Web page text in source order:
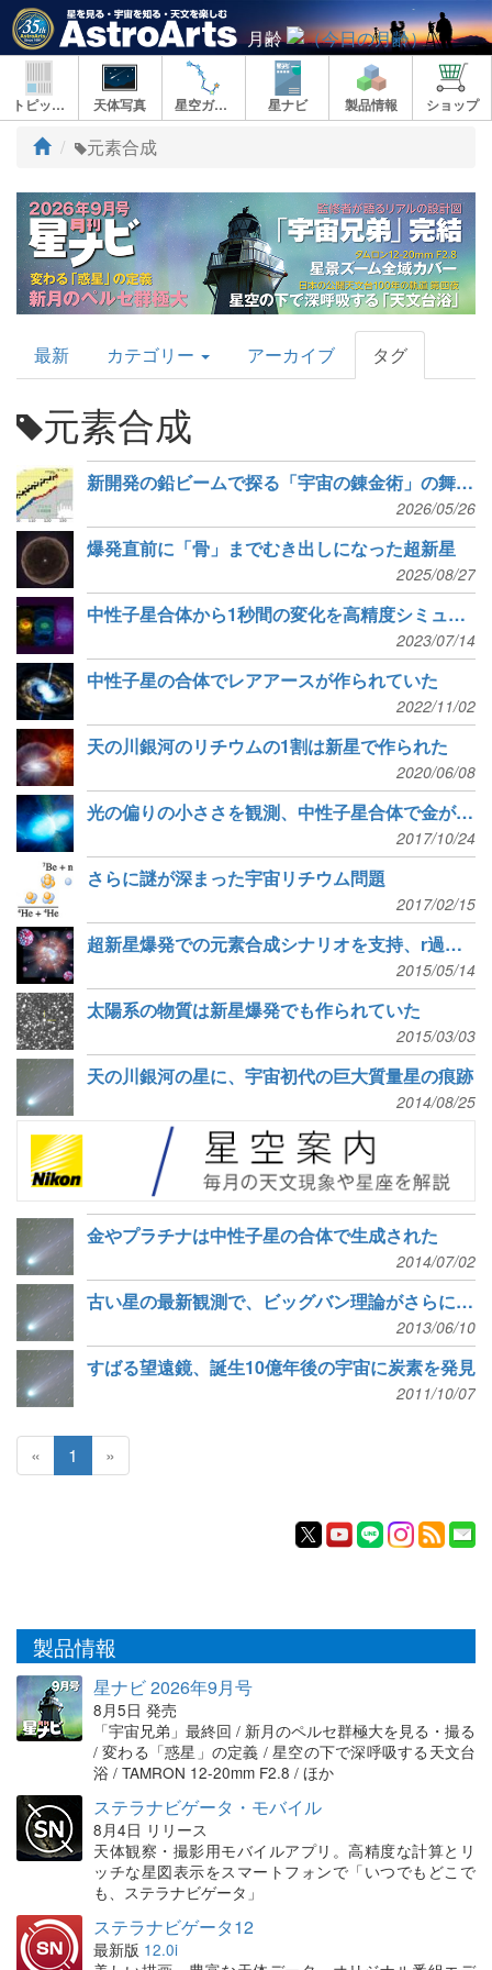
月齢
トピックス 天体写真 星空ガイド 星ナビ 製品情報 ショップ
ト
プ
元素合成
AstroArts
Topics
最新 カテゴリー アーカイブ タグ
元素合成
新開発の鉛ビームで探る「宇宙の錬金術」の舞台裏
2026/05/26
爆発直前に「骨」までむき出しになった超新星
2025/08/27
中性子星合体から1秒間の変化を高精度シミュレーション
2023/07/14
中性子星の合体でレアアースが作られていた
2022/11/02
天の川銀河のリチウムの1割は新星で作られた
2020/06/08
光の偏りの小ささを観測、中性子星合体で金が作られることを独立に示唆
2017/10/24
さらに謎が深まった宇宙リチウム問題
2017/02/15
超新星爆発での元素合成シナリオを支持、r過程元素の起源解明へ前進
2015/05/14
太陽系の物質は新星爆発でも作られていた
2015/03/03
天の川銀河の星に、宇宙初代の巨大質量星の痕跡
2014/08/25
金やプラチナは中性子星の合体で生成された
2014/07/02
古い星の最新観測で、ビッグバン理論がさらに強固に
2013/06/10
すばる望遠鏡、誕生10億年後の宇宙に炭素を発見
2011/10/07
« 1 »
製品情報
星ナビ 2026年9月号
8月5日 発売
「宇宙兄弟」最終回 / 新月のペルセ群極大を見る・撮る
/ 変わる「惑星」の定義 / 星空の下で深呼吸する天文台
浴 / TAMRON 12-20mm F2.8 / ほか
ステラナビゲータ・モバイル
8月4日 リリース
天体観察・撮影用モバイルアプリ。高精度な計算とリ
ッチな星図表示をスマートフォンで「いつでもどこで
も、ステラナビゲータ」
ステラナビゲータ12
最新版 12.0i